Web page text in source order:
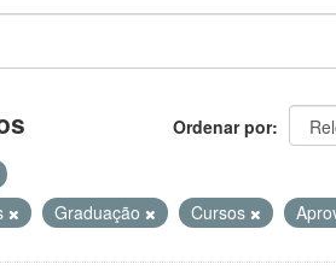
Ordenar por
Graduação Cursos